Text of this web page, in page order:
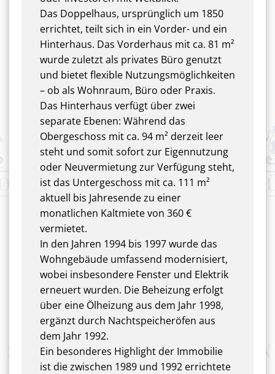
Das Doppelhaus, ursprünglich um 1850
errichtet, teilt sich in ein Vorder- und ein
Hinterhaus. Das Vorderhaus mit ca. 81 m²
wurde zuletzt als privates Büro genutzt
und bietet flexible Nutzungsmöglichkeiten
– ob als Wohnraum, Büro oder Praxis.
Das Hinterhaus verfügt über zwei
separate Ebenen: Während das
Obergeschoss mit ca. 94 m² derzeit leer
steht und somit sofort zur Eigennutzung
oder Neuvermietung zur Verfügung steht,
ist das Untergeschoss mit ca. 111 m²
aktuell bis Jahresende zu einer
monatlichen Kaltmiete von 360 €
vermietet.
In den Jahren 1994 bis 1997 wurde das
Wohngebäude umfassend modernisiert,
wobei insbesondere Fenster und Elektrik
erneuert wurden. Die Beheizung erfolgt
über eine Ölheizung aus dem Jahr 1998,
ergänzt durch Nachtspeicheröfen aus
dem Jahr 1992.
Ein besonderes Highlight der Immobilie
ist die zwischen 1989 und 1992 errichtete